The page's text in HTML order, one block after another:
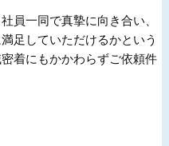
員一同で真摯に向き合い、
足していただけるかという
着にもかかわらずご依頼件